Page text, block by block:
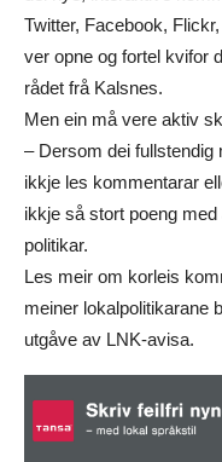
Twitter, Facebook,
ver opne og fortel kvifor
rådet frå Kalsnes.
Men ein må vere aktiv
– Dersom dei fullstendig
ikkje les kommentarar
ikkje så stort poeng
politikar.
Les meir om korleis
meiner lokalpolitikarane
utgåve av LNK-avisa.